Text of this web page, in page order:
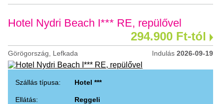
Hotel Nydri Beach I*** RE, repülővel
294.900 Ft-tól
Görögország, Lefkada Indulás 2026-09-19
Szállás típusa: Hotel ***
Ellátás: Reggeli